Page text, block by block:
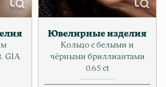
GIA
Ювелирные изделия
Кольцо с белыми и
чёрными бриллиантами
0.65 ct